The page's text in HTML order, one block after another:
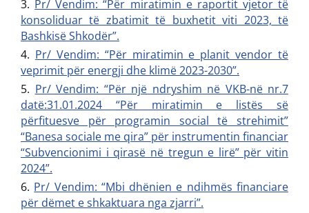
Pr/ Vendim: “Për miratimin e raportit vjetor të
konsoliduar të zbatimit të buxhetit viti 2023, të
Bashkisë Shkodër”.
Pr/ Vendim: “Për miratimin e planit vendor të
veprimit për energji dhe klimë 2023-2030”.
Pr/ Vendim: “Për një ndryshim në VKB-në nr.7
datë:31.01.2024 “Për miratimin e listës së
përfituesve për programin social të strehimit”
“Banesa sociale me qira” për instrumentin financiar
“Subvencionimi i qirasë në tregun e lirë” për vitin
2024”.
Pr/ Vendim: “Mbi dhënien e ndihmës financiare
për dëmet e shkaktuara nga zjarri”.